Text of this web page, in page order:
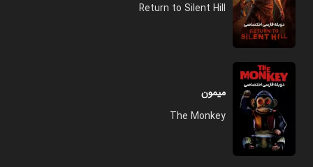
Return to Silent Hill
میمون
The Monkey